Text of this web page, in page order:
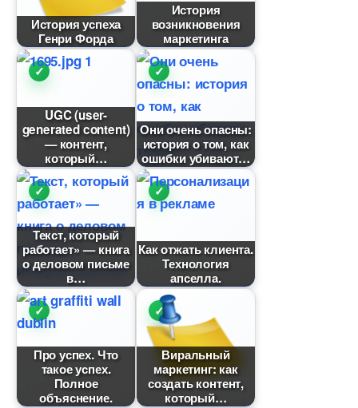
История успеха
Генри Форда
История
озникновения
маркетинга
UGC (user-
generated content)
— контент,
который
Они очень опасны:
история о том, как
ошибки убивают
Текст, который
работает» — книга
о деловом письме
Как отжать клиента.
Технология
апселла.
Про успех. Что
такое успех.
Полное
объяснение.
иральный
маркетинг: как
создать контент,
который